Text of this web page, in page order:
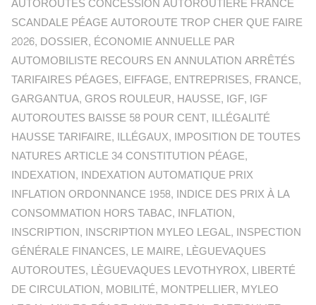
AUTOROUTES CONCESSION AUTOROUTIÈRE FRANCE
SCANDALE PÉAGE AUTOROUTE TROP CHER QUE FAIRE
2026, DOSSIER, ÉCONOMIE ANNUELLE PAR
AUTOMOBILISTE RECOURS EN ANNULATION ARRÊTÉS
TARIFAIRES PÉAGES, EIFFAGE, ENTREPRISES, FRANCE,
GARGANTUA, GROS ROULEUR, HAUSSE, IGF, IGF
AUTOROUTES BAISSE 58 POUR CENT, ILLÉGALITÉ
HAUSSE TARIFAIRE, ILLÉGAUX, IMPOSITION DE TOUTES
NATURES ARTICLE 34 CONSTITUTION PÉAGE,
INDEXATION, INDEXATION AUTOMATIQUE PRIX
INFLATION ORDONNANCE 1958, INDICE DES PRIX À LA
CONSOMMATION HORS TABAC, INFLATION,
INSCRIPTION, INSCRIPTION MYLEO LEGAL, INSPECTION
GÉNÉRALE FINANCES, LE MAIRE, LÈGUEVAQUES
AUTOROUTES, LÈGUEVAQUES LEVOTHYROX, LIBERTÉ
DE CIRCULATION, MOBILITÉ, MONTPELLIER, MYLEO